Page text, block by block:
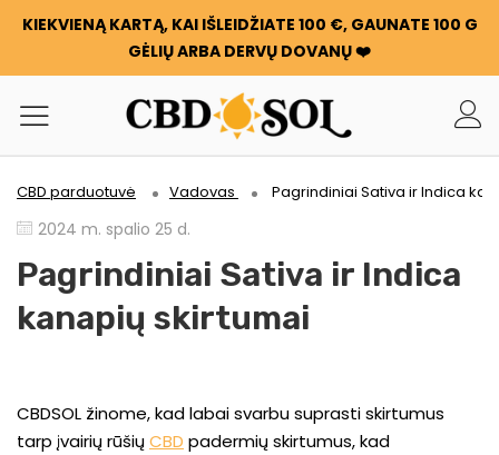
KIEKVIENĄ KARTĄ, KAI IŠLEIDŽIATE 100 €, GAUNATE 100 G
GĖLIŲ ARBA DERVŲ DOVANŲ ❤️
CBD parduotuvė Vadovas Pagrindiniai Sativa ir Indica
2024 m. spalio 25 d.
Pagrindiniai Sativa ir Indica
kanapių skirtumai
CBDSOL žinome, kad labai svarbu suprasti skirtumus
tarp įvairių rūšiųCBD padermių skirtumus, kad